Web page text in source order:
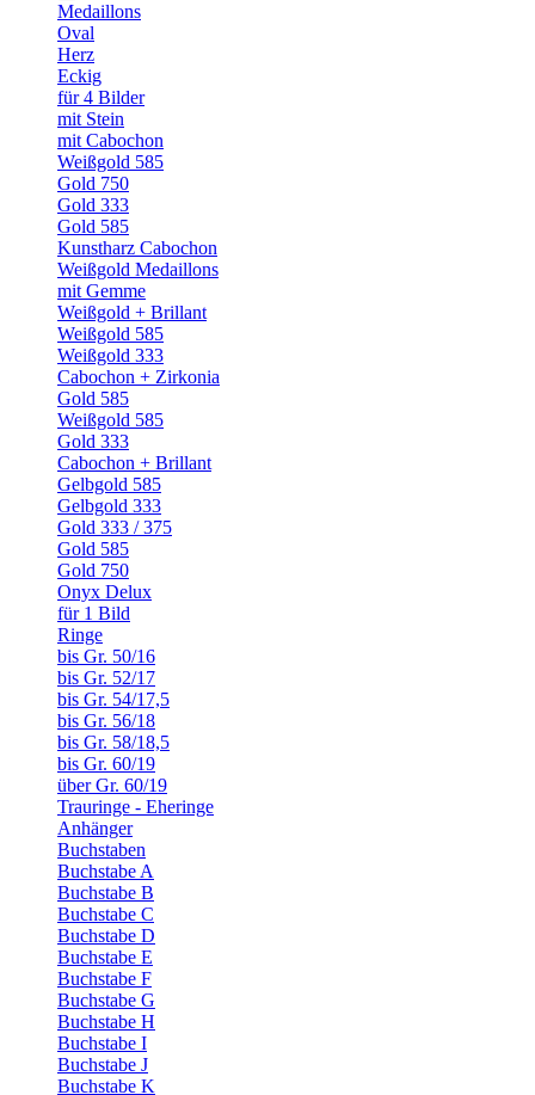
Medaillons
Oval
Herz
Eckig
für 4 Bilder
mit Stein
mit Cabochon
Weißgold 585
Gold 750
Gold 333
Gold 585
Kunstharz Cabochon
Weißgold Medaillons
mit Gemme
Weißgold + Brillant
Weißgold 585
Weißgold 333
Cabochon + Zirkonia
Gold 585
Weißgold 585
Gold 333
Cabochon + Brillant
Gelbgold 585
Gelbgold 333
Gold 333 / 375
Gold 585
Gold 750
Onyx Delux
für 1 Bild
Ringe
bis Gr. 50/16
bis Gr. 52/17
bis Gr. 54/17,5
bis Gr. 56/18
bis Gr. 58/18,5
bis Gr. 60/19
über Gr. 60/19
Trauringe - Eheringe
Anhänger
Buchstaben
Buchstabe A
Buchstabe B
Buchstabe C
Buchstabe D
Buchstabe E
Buchstabe F
Buchstabe G
Buchstabe H
Buchstabe I
Buchstabe J
Buchstabe K